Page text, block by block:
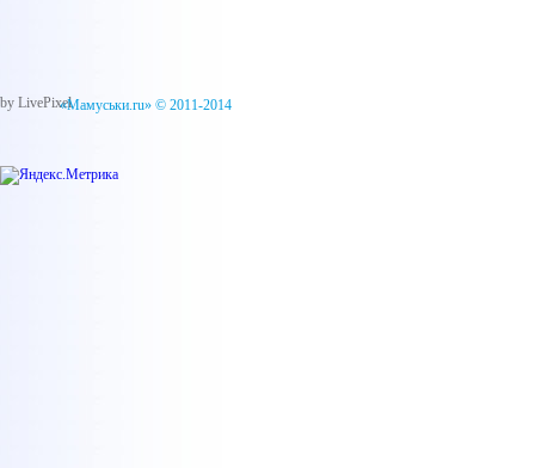
«Мамуськи.ru» © 2011-2014
by LivePixel